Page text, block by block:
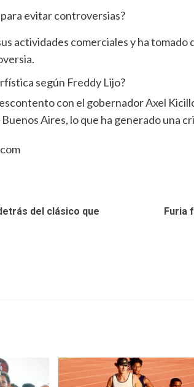
evitar controversias?
actividades comerciales y ha
según Freddy Lijo?
con el gobernador Axel
Aires, lo que ha generado una
del clásico que
Furia